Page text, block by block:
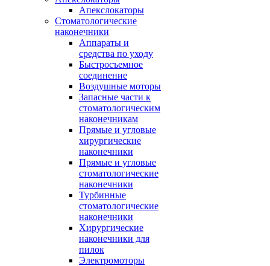
Апекслокаторы
Стоматологические
наконечники
Аппараты и
средства по уходу
Быстросъемное
соединение
Воздушные моторы
Запасные части к
стоматологическим
наконечникам
Прямые и угловые
хирургические
наконечники
Прямые и угловые
стоматологические
наконечники
Турбинные
стоматологические
наконечники
Хирургические
наконечники для
пилок
Электромоторы